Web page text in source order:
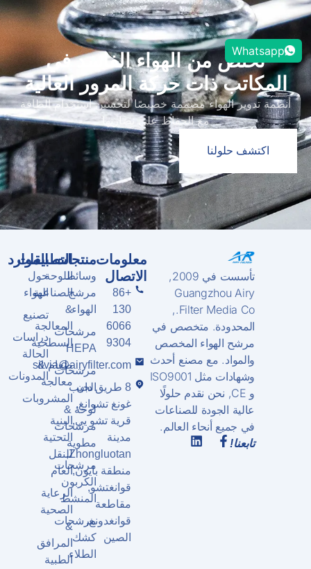
تخلص من الهواء الفاسد في
المكاتب ذات حركة المرور العالية
أنظمة تدوير الهواء مصممة خصيصًا لتحسين استخدام الطاقة
مع الحفاظ على نضارتها
اكتشف حلولنا
تأسست في 2009,
Guangzhou Airy
Filter Media Co.,
المحدودة. متخصص في
مرشح الهواء المخصص
والمواد. مع مصنع أحدث
وشهادات مثل ISO9001
و CE, نحن نقدم حلولًا
عالية الجودة للصناعات
في جميع أنحاء العالم.
تابعنا!
منتجات
وسائط
مرشح
الهواء
مرشحات
HEPA
مرشحات
الجيب
لوحة &
مرشحات
مطوية
مرشحات
الكربون
المنشط
مرشحات
كشك
الطلاء
التطبيقات
اللوحة
الصناعية
&
المعالجة
السطحية
طعام &
معالجة
المشروبات
البنية
التحتية
للنقل
العام
الرعاية
الصحية
&
المرافق
الطبية
الموارد
حول
الهواء
تصنيع
دراسات
الحالة
المدونات
معلومات
الاتصال
+86
130
6066
9304
silvia@airyfilter.com
8 طريق دان
غونغ تشوانغ,
قرية تشو يي,
مدينة
Zhongluotan,
منطقة بايون,
قوانغتشو,
مقاطعة
قوانغدونغ,
الصين
Whatsapp